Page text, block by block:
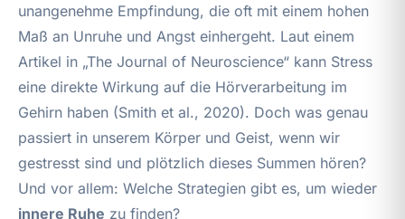
unangenehme Empfindung, die oft mit einem hohen
Maß an Unruhe und Angst einhergeht. Laut einem
Artikel in „The Journal of Neuroscience“ kann Stress
eine direkte Wirkung auf die Hörverarbeitung im
Gehirn haben (Smith et al., 2020). Doch was genau
passiert in unserem Körper und Geist, wenn wir
gestresst sind und plötzlich dieses Summen hören?
Und vor allem: Welche Strategien gibt es, um wieder
innere Ruhe zu finden?